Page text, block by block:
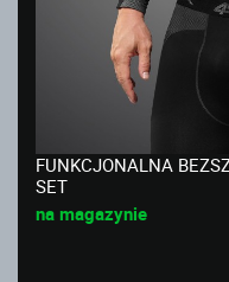
FUNKCJONALNA
SET
na magazynie